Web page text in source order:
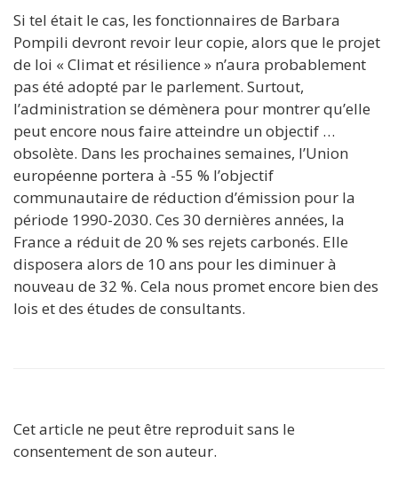
Si tel était le cas, les fonctionnaires de Barbara
Pompili devront revoir leur copie, alors que le projet
de loi « Climat et résilience » n’aura probablement
pas été adopté par le parlement. Surtout,
l’administration se démènera pour montrer qu’elle
peut encore nous faire atteindre un objectif …
obsolète. Dans les prochaines semaines, l’Union
européenne portera à -55 % l’objectif
communautaire de réduction d’émission pour la
période 1990-2030. Ces 30 dernières années, la
France a réduit de 20 % ses rejets carbonés. Elle
disposera alors de 10 ans pour les diminuer à
nouveau de 32 %. Cela nous promet encore bien des
lois et des études de consultants.
Cet article ne peut être reproduit sans le
consentement de son auteur.